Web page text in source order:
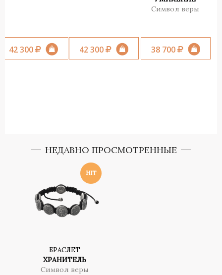
42 300 42 300
Символ веры
38 700
НЕДАВНО ПРОСМОТРЕННЫЕ
БРАСЛЕТ
ХРАНИТЕЛЬ
Символ веры